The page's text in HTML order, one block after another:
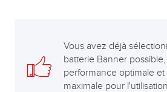
Vous avez déjà
batterie Banner possible,
performance optimale
maximale pour